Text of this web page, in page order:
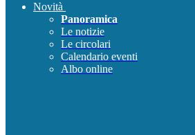
Novità
Panoramica
Le notizie
Le circolari
Calendario eventi
Albo online